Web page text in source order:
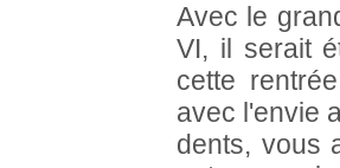
Avec le
VI, il serait
cette
avec l'envie
dents, vous